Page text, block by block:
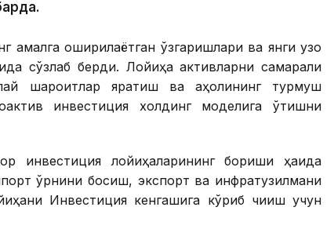
амалга оширилаётган ўзгаришлари ва янги узоқ
сўзлаб берди. Лойиҳа активларни самарали
шароитлар яратиш ва аҳолининг турмуш
инвестиция холдинг моделига ўтишни
инвестиция лойиҳаларининг бориши ҳақида
ўрнини босиш, экспорт ва инфратузилмани
Инвестиция кенгашига кўриб чиқиш учун